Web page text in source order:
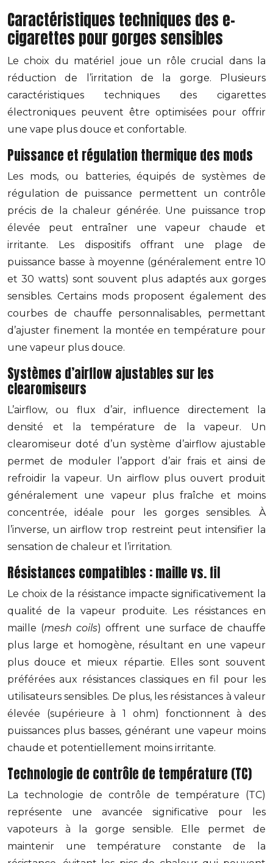
Caractéristiques techniques des e-
cigarettes pour gorges sensibles
Le choix du matériel joue un rôle crucial dans la
réduction de l’irritation de la gorge. Plusieurs
caractéristiques techniques des cigarettes
électroniques peuvent être optimisées pour offrir
une vape plus douce et confortable.
Puissance et régulation thermique des mods
Les mods, ou batteries, équipés de systèmes de
régulation de puissance permettent un contrôle
précis de la chaleur générée. Une puissance trop
élevée peut entraîner une vapeur chaude et
irritante. Les dispositifs offrant une plage de
puissance basse à moyenne (généralement entre 10
et 30 watts) sont souvent plus adaptés aux gorges
sensibles. Certains mods proposent également des
courbes de chauffe personnalisables, permettant
d’ajuster finement la montée en température pour
une vapeur plus douce.
Systèmes d’airflow ajustables sur les
clearomiseurs
L’airflow, ou flux d’air, influence directement la
densité et la température de la vapeur. Un
clearomiseur doté d’un système d’airflow ajustable
permet de moduler l’apport d’air frais et ainsi de
refroidir la vapeur. Un airflow plus ouvert produit
généralement une vapeur plus fraîche et moins
concentrée, idéale pour les gorges sensibles. À
l’inverse, un airflow trop restreint peut intensifier la
sensation de chaleur et l’irritation.
Résistances compatibles : maille vs. fil
Le choix de la résistance impacte significativement la
qualité de la vapeur produite. Les résistances en
maille (mesh coils) offrent une surface de chauffe
plus large et homogène, résultant en une vapeur
plus douce et mieux répartie. Elles sont souvent
préférées aux résistances classiques en fil pour les
utilisateurs sensibles. De plus, les résistances à valeur
élevée (supérieure à 1 ohm) fonctionnent à des
puissances plus basses, générant une vapeur moins
chaude et potentiellement moins irritante.
Technologie de contrôle de température (TC)
La technologie de contrôle de température (TC)
représente une avancée significative pour les
vapoteurs à la gorge sensible. Elle permet de
maintenir une température constante de la